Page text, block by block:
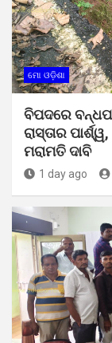
ମୋ ଓଡ଼ିଶା
ବିପଦରେ
ରାସ୍ତାର
ମରାମତି ଦାବି
1 day ago